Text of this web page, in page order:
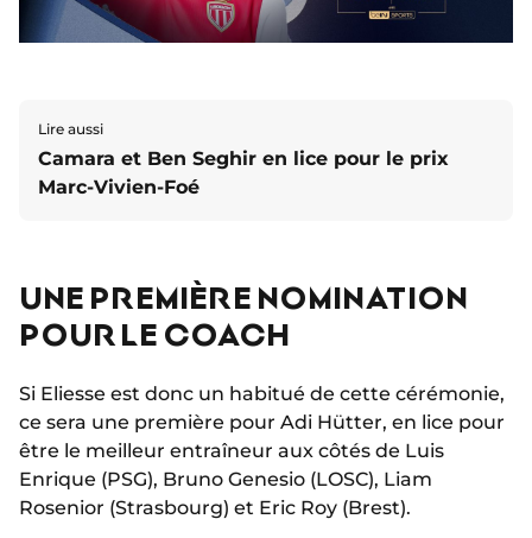
Lire aussi
Camara et Ben Seghir en lice pour le prix
Marc-Vivien-Foé
UNE PREMIÈRE NOMINATION
POUR LE COACH
Si Eliesse est donc un habitué de cette cérémonie,
ce sera une première pour Adi Hütter, en lice pour
être le meilleur entraîneur aux côtés de Luis
Enrique (PSG), Bruno Genesio (LOSC), Liam
Rosenior (Strasbourg) et Eric Roy (Brest).